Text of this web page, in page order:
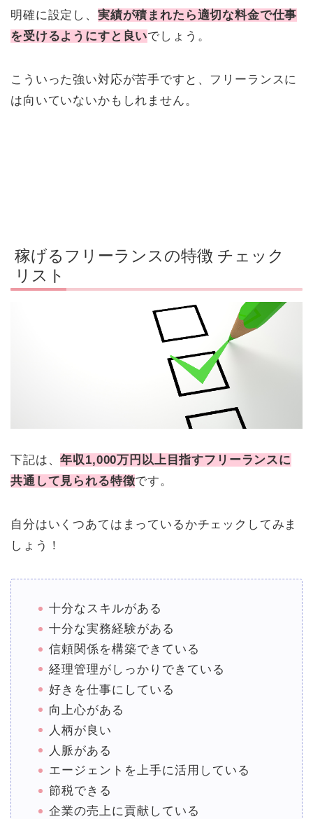
明確に設定し、 実績が積まれたら適切な料金で仕事
を受けるようにすと良いでしょう。
こういった強い対応が苦手ですと、フリーランスに
は向いていないかもしれません。
稼げるフリーランスの特徴 チェック
リスト
下記は、年収1,000万円以上目指すフリーランスに
共通して見られる特徴です。
自分はいくつあてはまっているかチェックしてみま
しょう！
十分なスキルがある
十分な実務経験がある
信頼関係を構築できている
経理管理がしっかりできている
好きを仕事にしている
向上心がある
人柄が良い
人脈がある
エージェントを上手に活用している
節税できる
企業の売上に貢献している